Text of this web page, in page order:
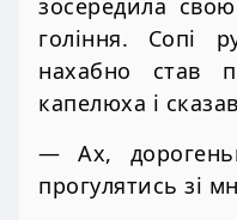
зосередила
гоління. Сопі
нахабно став
капелюха і
— Ах,
прогулятись зі